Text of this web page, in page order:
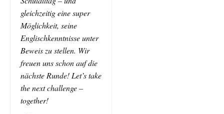
gleichzeitig eine super
Möglichkeit, seine
Englischkenntnisse unter
Beweis zu stellen. Wir
freuen uns schon auf die
nächste Runde! Let’s take
the next challenge –
together!